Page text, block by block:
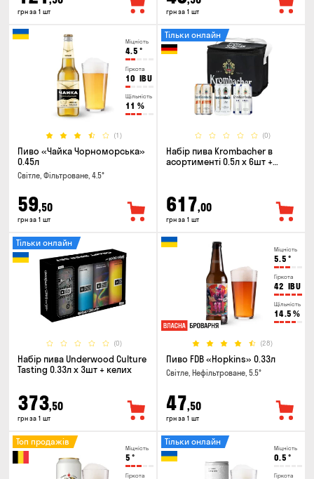
грн за 1 шт грн за 1 шт
Міцність
4.5 °
Гіркота
10 IBU
Щільність
11 %
(1)
Пиво «Чайка Чорноморська»
0.45л
Світле, Фільтроване, 4.5°
59,50
грн за 1 шт
(0)
Тільки онлайн
Набір пива Krombacher в
асортименті 0.5л х 6шт +
617,00
грн за 1 шт
(0)
Тільки онлайн
Набір пива Underwood Culture
Tasting 0.33л x 3шт + келих
373,50
грн за 1 шт
Міцність
5.5 °
Гіркота
42 IBU
Щільність
14.5 %
(28)
Пиво FDB «Hopkins» 0.33л
Світле, Нефільтроване, 5.5°
47,50
грн за 1 шт
Міцність
5 °
Гіркота
Топ продажів
Міцність
0.5 °
Гіркота
Тільки онлайн